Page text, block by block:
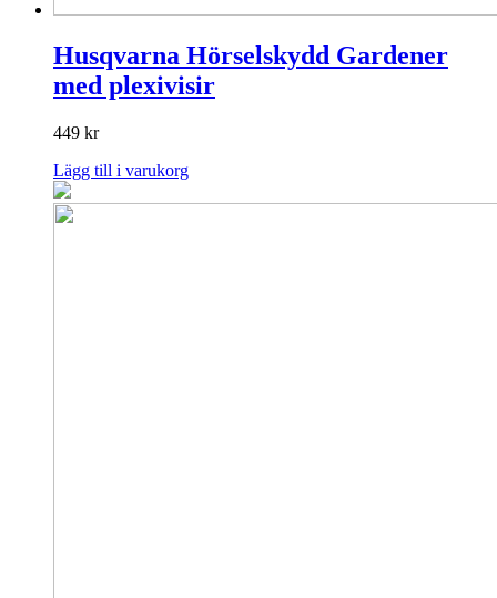
Husqvarna Hörselskydd Gardener
med plexivisir
449 kr
Lägg till i varukorg